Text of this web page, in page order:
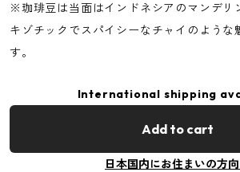
※珈琲豆は当面はインドネシアのマンデリ
キゾチックでスパイシーなチャイのような
す。
International shipping
Add to cart
日本国内にお住まいの方